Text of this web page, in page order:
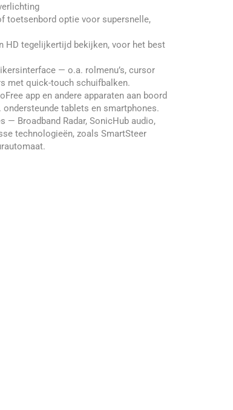
toetsenbord optie voor supersnelle,
HD tegelijkertijd bekijken, voor het best
— o.a. rolmenu’s, cursor
met quick-touch schuifbalken.
app en andere apparaten aan boord
ondersteunde tablets en smartphones.
— Broadband Radar, SonicHub audio,
technologieën, zoals SmartSteer